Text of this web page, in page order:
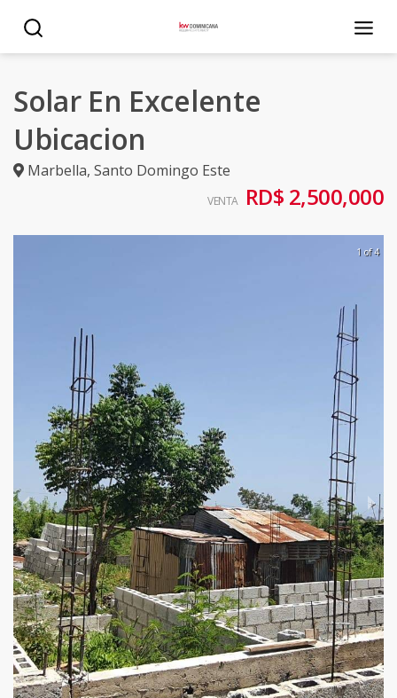
Solar En Excelente
Ubicacion
Marbella, Santo Domingo Este
VENTA RD$ 2,500,000
1 of 4